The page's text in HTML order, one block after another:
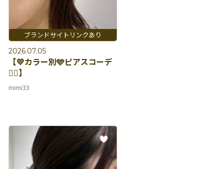
2026.07.05
【💛カラー別🩵ピアスコーデ
👂🏻】
mimi33